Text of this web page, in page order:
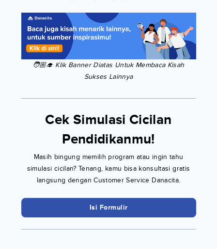
🧑🏼‍🎓 Klik Banner Diatas Untuk Membaca Kisah
Sukses Lainnya
Cek Simulasi Cicilan
Pendidikanmu!
Masih bingung memilih program atau ingin tahu
simulasi cicilan? Tenang, kamu bisa konsultasi gratis
langsung dengan Customer Service Danacita.
Isi Formulir